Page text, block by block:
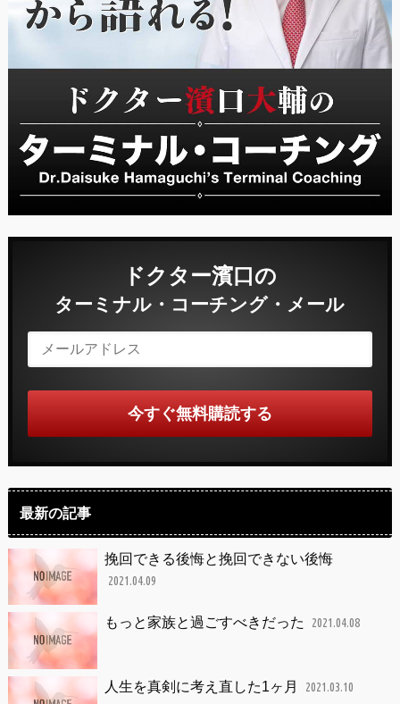
ドクター濱口の
ターミナル・コーチング・メール
最新の記事
挽回できる後悔と挽回できない後悔
2021.04.09
もっと家族と過ごすべきだった 2021.04.08
人生を真剣に考え直した1ヶ月 2021.03.10